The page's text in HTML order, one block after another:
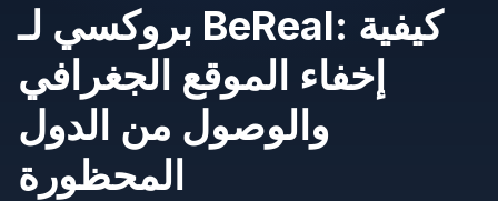
بروكسي لـ BeReal: كيفية
إخفاء الموقع الجغرافي
والوصول من الدول
المحظورة